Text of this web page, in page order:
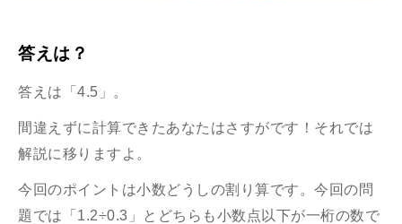
答えは？
答えは「4.5」。
間違えずに計算できたあなたはさすがです！それでは
解説に移りますよ。
今回のポイントは小数どうしの割り算です。今回の問
題では「1.2÷0.3」とどちらも小数点以下が一桁の数で